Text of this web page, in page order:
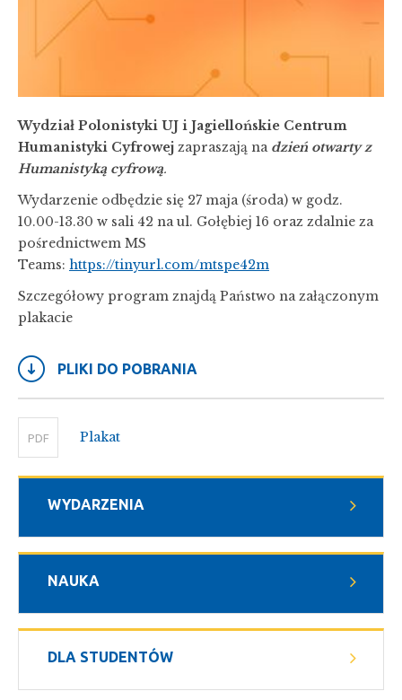
WYDARZENIA
NAUKA
DLA STUDENTÓW
Wydział Polonistyki UJ i Jagiellońskie Centrum
Humanistyki Cyfrowej zapraszają na dzień otwarty z
Humanistyką cyfrową.
Wydarzenie odbędzie się 27 maja (środa) w godz.
10.00-13.30 w sali 42 na ul. Gołębiej 16 oraz zdalnie za
pośrednictwem MS
Teams: https://tinyurl.com/mtspe42m
Szczegółowy program znajdą Państwo na załączonym
plakacie
PLIKI DO POBRANIA
PDF Plakat